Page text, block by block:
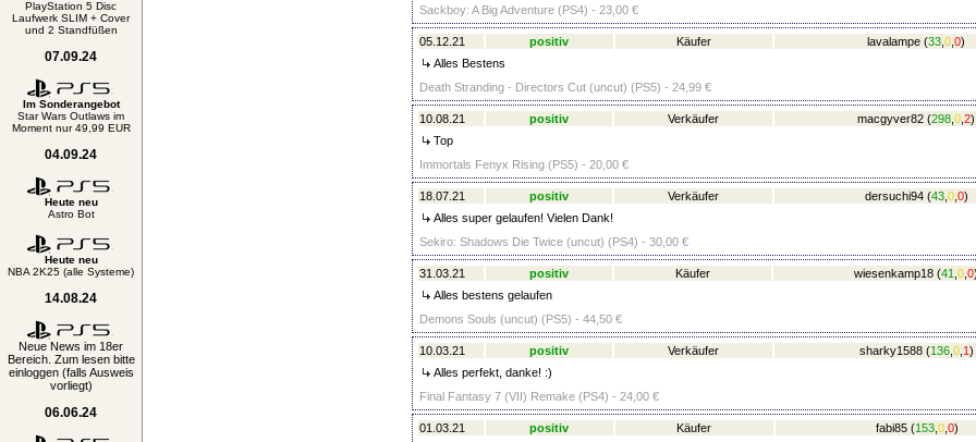
PlayStation 5 Disc
Laufwerk SLIM + Cover
und 2 Standfüßen
07.09.24
Im Sonderangebot
Star Wars Outlaws im
Moment nur 49,99 EUR
04.09.24
Heute neu
Astro Bot
Heute neu
NBA 2K25 (alle Systeme)
14.08.24
Neue News im 18er
Bereich. Zum lesen bitte
einloggen (falls Ausweis
vorliegt)
06.06.24
Sackboy: A Big Adventure (PS4) - 23,00 €
05.12.21 positiv Käufer lavalampe (33 0 0)
Alles Bestens
Death Stranding - Directors Cut (uncut) (PS5) - 24,99 €
10.08.21 positiv Verkäufer macgyver82 (298 0 2)
Top
Immortals Fenyx Rising (PS5) - 20,00 €
18.07.21 positiv Verkäufer dersuchi94 (43, 0, 0)
Alles super gelaufen! Vielen Dank!
Sekiro: Shadows Die Twice (uncut) (PS4) - 30,00 €
31.03.21 positiv Käufer wiesenkamp18 (41 0, 0
Alles bestens gelaufen
Demons Souls (uncut) (PS5) - 44,50 €
10.03.21 positiv Verkäufer sharky1588 (136, 0, 1)
Alles perfekt, danke! :)
Final Fantasy 7 (VII) Remake (PS4) - 24,00 €
01.03.21 positiv Käufer fabi85 (153, 0, 0)